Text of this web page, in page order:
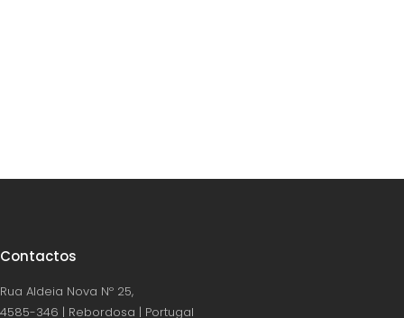
Contactos
Rua Aldeia Nova Nº 25,
4585-346 | Rebordosa | Portugal